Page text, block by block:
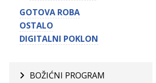
GOTOVA ROBA
OSTALO
DIGITALNI POKLON
BOŽIĆNI PROGRAM